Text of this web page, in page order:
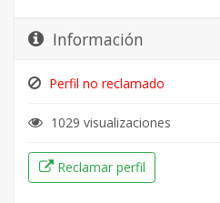
Información
Perfil no reclamado
1029 visualizaciones
Reclamar perfil